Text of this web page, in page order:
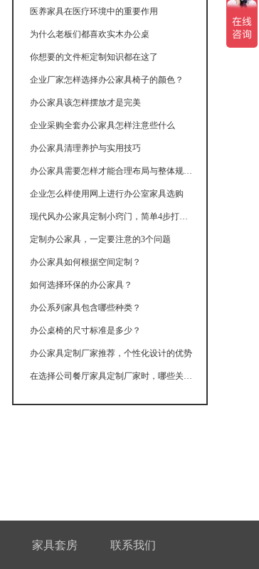
医养家具在医疗环境中的重要作用
为什么老板们都喜欢实木办公桌
你想要的文件柜定制知识都在这了
企业厂家怎样选择办公家具椅子的颜色？
办公家具该怎样摆放才是完美
企业采购全套办公家具怎样注意些什么
办公家具清理养护与实用技巧
办公家具需要怎样才能合理布局与整体规划呢
企业怎么样使用网上进行办公室家具选购
现代风办公家具定制小窍门，简单4步打造简约高级感
定制办公家具，一定要注意的3个问题
办公家具如何根据空间定制？
如何选择环保的办公家具？
办公系列家具包含哪些种类？
办公桌椅的尺寸标准是多少？
办公家具定制厂家推荐，个性化设计的优势
在选择公司餐厅家具定制厂家时，哪些关键因素不容忽视？
家具套房 联系我们